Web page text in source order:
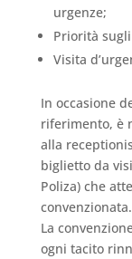
urgenze;
Priorità
Visita
In occasione
riferimento, è
alla
biglietto da
Poliza) che
convenzionata.
La
ogni tacito